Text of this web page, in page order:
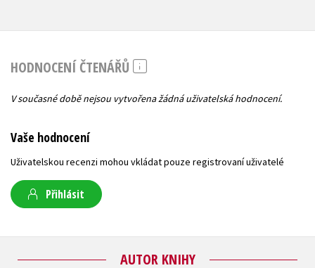
HODNOCENÍ ČTENÁŘŮ
V současné době nejsou vytvořena žádná uživatelská hodnocení.
Vaše hodnocení
Uživatelskou recenzi mohou vkládat pouze registrovaní uživatelé
Přihlásit
AUTOR KNIHY